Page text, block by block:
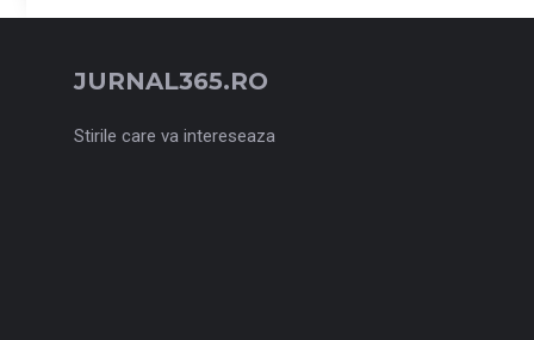
JURNAL365.RO
Stirile care va intereseaza